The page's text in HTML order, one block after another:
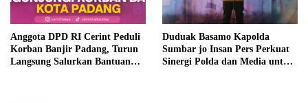
Anggota DPD RI Cerint Peduli
Korban Banjir Padang, Turun
Langsung Salurkan Bantuan
Duduak Basamo Kapolda
Sumbar jo Insan Pers Perkuat
Sinergi Polda dan Media untuk